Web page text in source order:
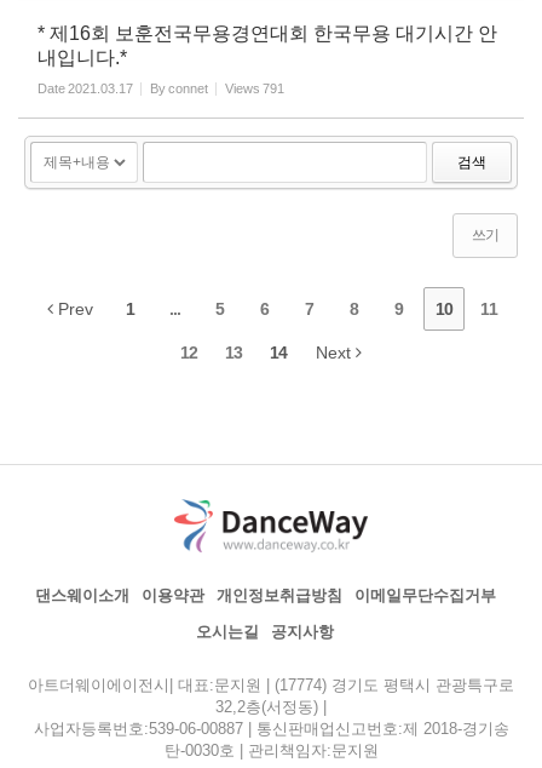
* 제16회 보훈전국무용경연대회 한국무용 대기시간 안
내입니다.*
Date2021.03.17 Byconnet Views 791
검색
쓰기
Prev 1 ... 5 6 7 8 9 10 11
12 13 14 Next
댄스웨이소개 이용약관 개인정보취급방침
이메일무단수집거부
오시는길
공지사항
아트더웨이에이전시| 대표:문지원 | (17774) 경기도 평택시 관광특구로
32,2층(서정동) |
사업자등록번호:539-06-00887 | 통신판매업신고번호:제 2018-경기송
탄-0030호 | 관리책임자:문지원